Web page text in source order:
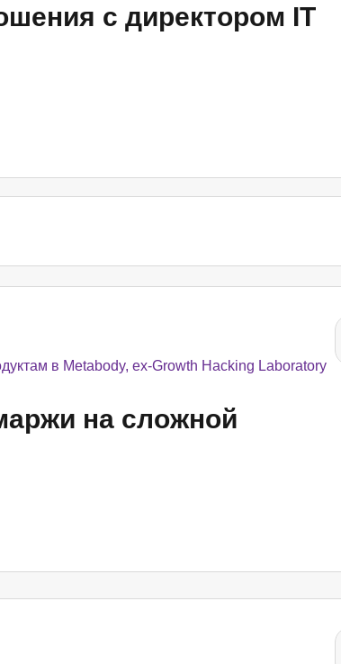
с директором IT
в Metabody, ex-Growth Hacking Laboratory
на сложной